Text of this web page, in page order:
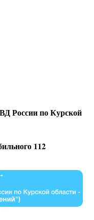
России по Курской
112